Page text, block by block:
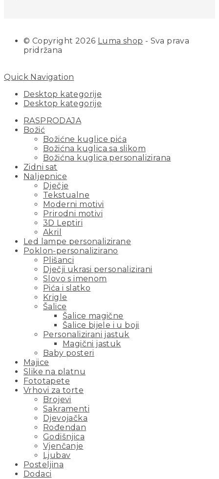
© Copyright 2026 Luma shop - Sva prava
pridržana
Quick Navigation
Desktop kategorije
Desktop kategorije
RASPRODAJA
Božić
Božićne kuglice pića
Božićna kuglica sa slikom
Božićna kuglica personalizirana
Zidni sat
Naljepnice
Dječje
Tekstualne
Moderni motivi
Prirodni motivi
3D Leptiri
Akril
Led lampe personalizirane
Poklon-personalizirano
Plišanci
Dječji ukrasi personalizirani
Slovo s imenom
Pića i slatko
Krigle
Šalice
Šalice magične
Šalice bijele i u boji
Personalizirani jastuk
Magični jastuk
Baby posteri
Majice
Slike na platnu
Fototapete
Vrhovi za torte
Brojevi
Sakramenti
Djevojačka
Rođendan
Godišnjica
Vjenčanje
Ljubav
Posteljina
Dodaci